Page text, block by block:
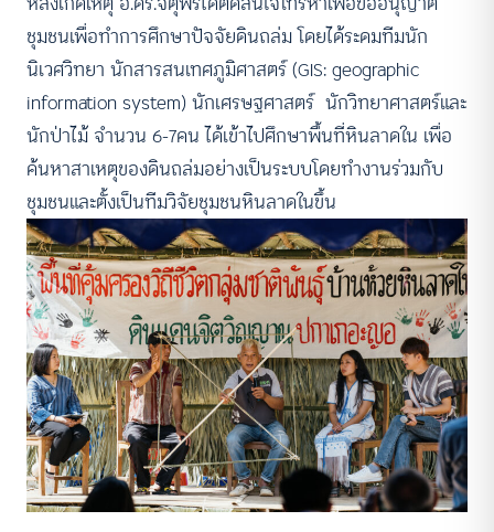
ชุมชนเพื่อทำการศึกษาปัจจัยดินถล่ม โดยได้ระดมทีมนัก
นิเวศวิทยา นักสารสนเทศภูมิศาสตร์ (GIS: geographic
information system) นักเศรษฐศาสตร์ นักวิทยาศาสตร์และ
นักป่าไม้ จำนวน 6-7คน ได้เข้าไปศึกษาพื้นที่หินลาดใน เพื่อ
ค้นหาสาเหตุของดินถล่มอย่างเป็นระบบโดยทำงานร่วมกับ
ชุมชนและตั้งเป็นทีมวิจัยชุมชนหินลาดในขึ้น